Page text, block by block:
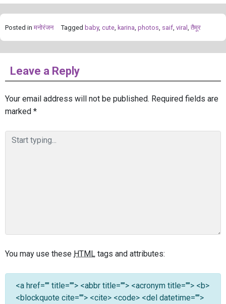
Posted in मनोरंजन Tagged baby, cute, karina, photos, saif, viral , तैमूर
Leave a Reply
Your email address will not be published. Required fields are
marked *
You may use these HTML tags and attributes:
<a href="" title=""> <abbr title=""> <acronym title=""> <b>
<blockquote cite=""> <cite> <code> <del datetime="">